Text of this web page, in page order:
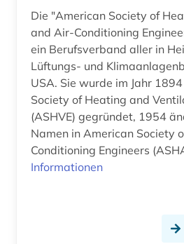
gleitlager (1)
globalisierung (1)
glossar (3)
grenzflächen (1)
gummi (1)
halbleiter (1)
Die "American Society of
and Air-Conditioning
ein Berufsverband aller in
Lüftungs- und
USA. Sie wurde im Jahr
Society of Heating and
(ASHVE) gegründet, 1954
Namen in American Society
Conditioning Engineers
Informationen